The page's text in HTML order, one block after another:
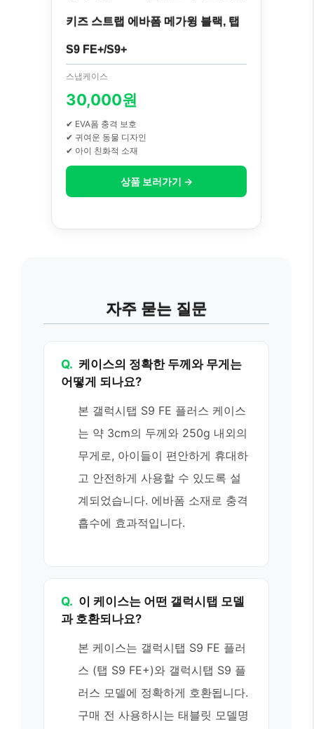
키즈 스트랩 에바폼 메가윙 블랙, 탭
S9 FE+/S9+
스냅케이스
30,000원
✔ EVA폼 충격 보호
✔ 귀여운 동물 디자인
✔ 아이 친화적 소재
상품 보러가기 →
자주 묻는 질문
Q. 케이스의 정확한 두께와 무게는
어떻게 되나요?
본 갤럭시탭 S9 FE 플러스 케이스
는 약 3cm의 두께와 250g 내외의
무게로, 아이들이 편안하게 휴대하
고 안전하게 사용할 수 있도록 설
계되었습니다. 에바폼 소재로 충격
흡수에 효과적입니다.
Q. 이 케이스는 어떤 갤럭시탭 모델
과 호환되나요?
본 케이스는 갤럭시탭 S9 FE 플러
스 (탭 S9 FE+)와 갤럭시탭 S9 플
러스 모델에 정확하게 호환됩니다.
구매 전 사용하시는 태블릿 모델명